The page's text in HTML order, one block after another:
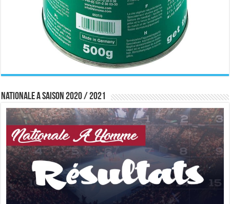
Nationale A saison 2020 / 2021